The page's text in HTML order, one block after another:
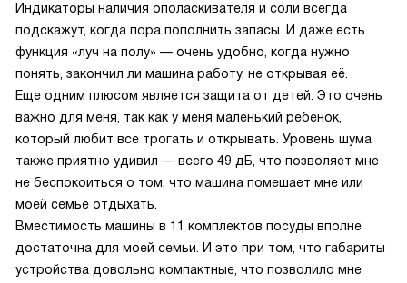
Индикаторы наличия ополаскивателя и соли всегда
подскажут, когда пора пополнить запасы. И даже есть
функция «луч на полу» — очень удобно, когда нужно
понять, закончил ли машина работу, не открывая её.
Еще одним плюсом является защита от детей. Это очень
важно для меня, так как у меня маленький ребенок,
который любит все трогать и открывать. Уровень шума
также приятно удивил — всего 49 дБ, что позволяет мне
не беспокоиться о том, что машина помешает мне или
моей семье отдыхать.
Вместимость машины в 11 комплектов посуды вполне
достаточна для моей семьи. И это при том, что габариты
устройства довольно компактные, что позволило мне